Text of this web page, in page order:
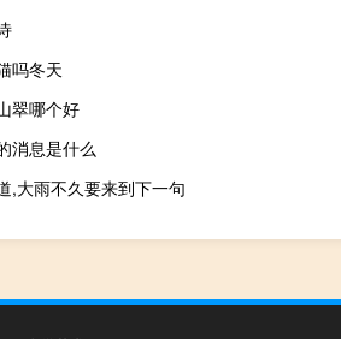
吗冬天
翠哪个好
消息是什么
,大雨不久要来到下一句